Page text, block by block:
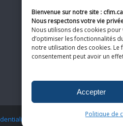
Bienvenue sur notre site : cfim.ca
Nous respectons votre vie
Nous utilisons des cookies
d’optimiser les fonctionnalités
notre utilisation des cookies.
consentement peut avoir un
Accepter
Politique de